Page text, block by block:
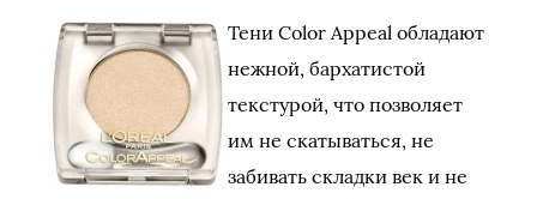
Хобби
Разное
Праздники
Тени Color Appeal обладают
нежной, бархатистой
текстурой, что позволяет
им не скатываться, не
забивать складки век и не